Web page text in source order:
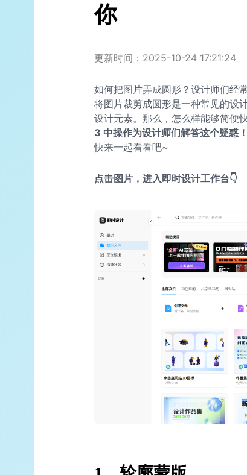
你
更新时间：2025-10-24 17:21:24
如何把图片弄成圆形？设计师们经
将图片裁剪成圆形是一种常见的设
设计元素。那么，怎么样能够简便
3 中操作为设计师们解答这个疑惑
快来一起看看吧~
点击图片，进入即时设计工作台👇